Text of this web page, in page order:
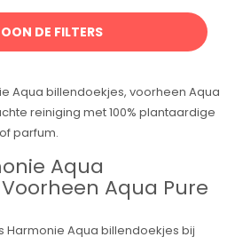
DE FILTERS
Aqua billendoekjes, voorheen Aqua
reiniging met 100% plantaardige
parfum.
Aqua
Aqua Pure
Harmonie Aqua billendoekjes bij